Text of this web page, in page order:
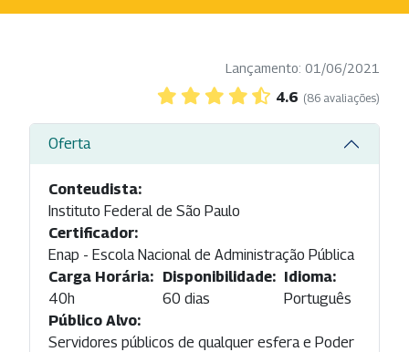
Lançamento: 01/06/2021
4.6 (86 avaliações)
Oferta
Conteudista:
Instituto Federal de São Paulo
Certificador:
Enap - Escola Nacional de Administração Pública
Carga Horária:
40h
Disponibilidade:
60 dias
Idioma:
Português
Público Alvo:
Servidores públicos de qualquer esfera e Poder